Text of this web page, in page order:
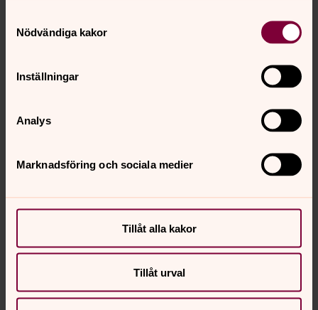
Nödvändiga kakor
Inställningar
Analys
Marknadsföring och sociala medier
Tillåt alla kakor
Tillåt urval
bokningstillfället. Och att avboka om du får
förhinder.
KONTAKTFORMULÄR Jag vill ha kontakt angående
församlingens körer (alla åldrar), musikprogrammen eller
Skicka